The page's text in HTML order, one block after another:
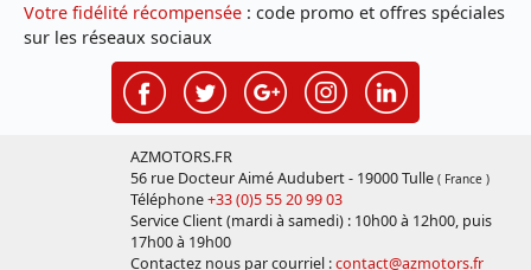
Votre fidélité récompensée : code promo et offres spéciales
sur les réseaux sociaux
AZMOTORS.FR
56 rue Docteur Aimé Audubert - 19000 Tulle ( France )
Téléphone+33 (0)5 55 20 99 03
Service Client (mardi à samedi) : 10h00 à 12h00, puis
17h00 à 19h00
Contactez nous par courriel :contact@azmotors.fr